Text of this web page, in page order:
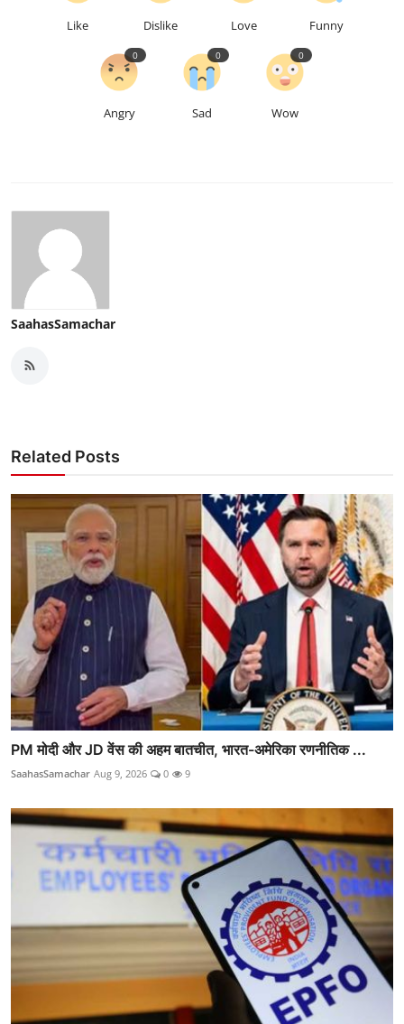
Like Dislike Love Funny
Angry
0
Sad
0
Wow
0
SaahasSamachar
Related Posts
PM मोदी और JD वेंस की अहम बातचीत, भारत-अमेरिका रणनीतिक ...
SaahasSamachar Aug 9, 2026 0 9